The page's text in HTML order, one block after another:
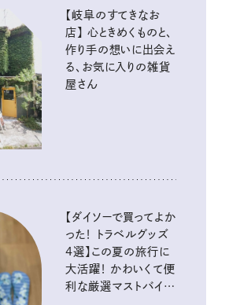
【岐阜のすてきなお
店】 心ときめくものと、
作り手の想いに出会え
る、お気に入りの雑貨
屋さん
【ダイソーで買ってよか
った！ トラベルグッズ
4選】この夏の旅行に
大活躍！ かわいくて便
利な厳選マストバイア